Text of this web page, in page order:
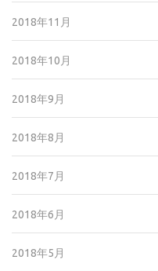
2018年11月
2018年10月
2018年9月
2018年8月
2018年7月
2018年6月
2018年5月